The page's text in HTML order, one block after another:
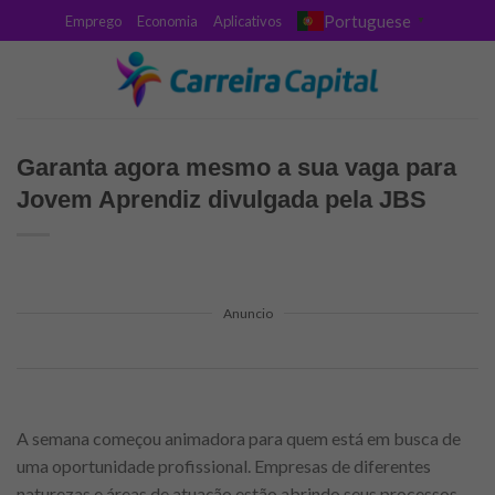
to
Emprego Economia Aplicativos Portuguese ▼
Garanta agora mesmo a sua vaga para
Jovem Aprendiz divulgada pela JBS
Anuncio
A semana começou animadora para quem está em busca de
uma oportunidade profissional. Empresas de diferentes